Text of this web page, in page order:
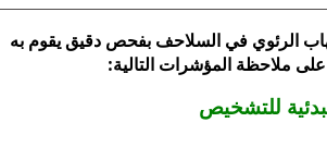
الرئوي في السلاحف بفحص دقيق يقوم به
ملاحظة المؤشرات التالية:
للتشخيص